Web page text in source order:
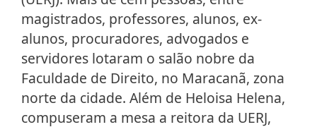
magistrados, professores, alunos, ex-
alunos, procuradores, advogados e
servidores lotaram o salão nobre da
Faculdade de Direito, no Maracanã, zona
norte da cidade. Além de Heloisa Helena,
compuseram a mesa a reitora da UERJ,